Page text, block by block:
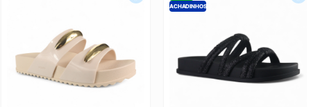
ACHADINHOS